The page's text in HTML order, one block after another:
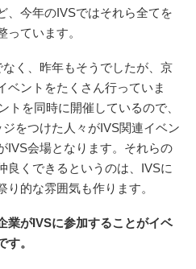
、今年のIVSではそれら全てを
ています。
く、昨年もそうでしたが、京
ベントをたくさん行っていま
トを同時に開催しているので、
をつけた人々がIVS関連イベン
IVS会場となります。それらの
良くできるというのは、IVSに
的な雰囲気も作ります。
がIVSに参加することがイベ
。